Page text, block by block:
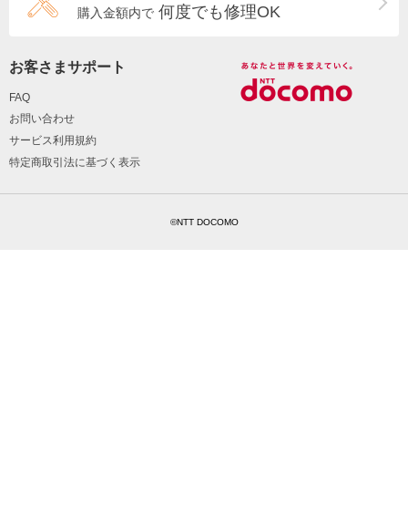
購入金額内で 何度でも修理OK
お客さまサポート
FAQ
お問い合わせ
サービス利用規約
特定商取引法に基づく表示
©NTT DOCOMO